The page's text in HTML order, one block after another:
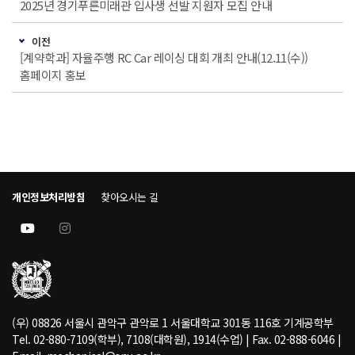
2025년 경기푸른미래관 입사생 선발 지원자 모집 안내
이전
[계약학과] 자율주행 RC Car 레이싱 대회 개최 안내(12.11(수))
홈페이지 홍보
개인정보처리방침 찾아오시는 길
(우) 08826 서울시 관악구 관악로 1 서울대학교 301동 116호 기계공학부
Tel. 02-880-7109(학부), 7108(대학원), 1914(수업) | Fax. 02-888-6046 |